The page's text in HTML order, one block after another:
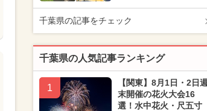
千葉県の記事をチェック
千葉県の人気記事ランキング
1
【関東】8月1日・2日週
末開催の花火大会16
選！水中花火・尺五寸